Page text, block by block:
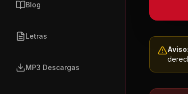
Blog
Letras
MP3 Descargas
Aviso: